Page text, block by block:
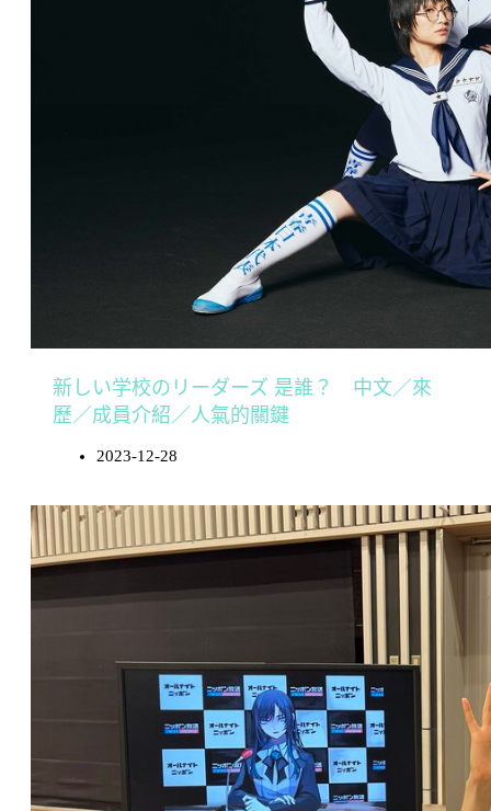
新しい学校のリーダーズ 是誰？ 中文／來
歷／成員介紹／人氣的關鍵
2023-12-28